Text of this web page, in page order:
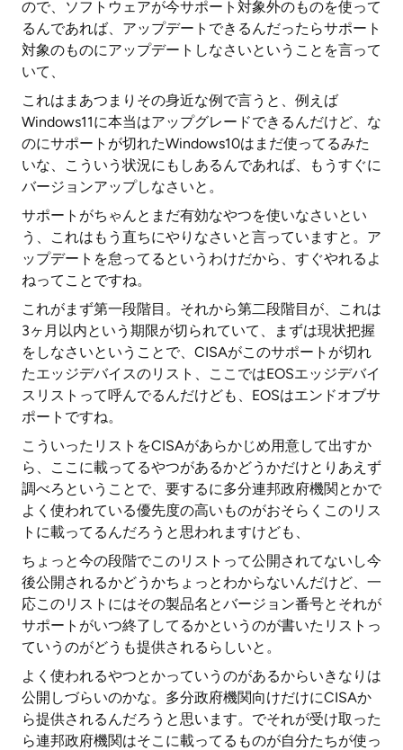
ので、ソフトウェアが今サポート対象外のものを使って
るんであれば、アップデートできるんだったらサポート
対象のものにアップデートしなさいということを言って
いて、
これはまあつまりその身近な例で言うと、例えば
Windows11に本当はアップグレードできるんだけど、な
のにサポートが切れたWindows10はまだ使ってるみた
いな、こういう状況にもしあるんであれば、もうすぐに
バージョンアップしなさいと。
サポートがちゃんとまだ有効なやつを使いなさいとい
う、これはもう直ちにやりなさいと言っていますと。ア
ップデートを怠ってるというわけだから、すぐやれるよ
ねってことですね。
これがまず第一段階目。それから第二段階目が、これは
3ヶ月以内という期限が切られていて、まずは現状把握
をしなさいということで、CISAがこのサポートが切れ
たエッジデバイスのリスト、ここではEOSエッジデバイ
スリストって呼んでるんだけども、EOSはエンドオブサ
ポートですね。
こういったリストをCISAがあらかじめ用意して出すか
ら、ここに載ってるやつがあるかどうかだけとりあえず
調べろということで、要するに多分連邦政府機関とかで
よく使われている優先度の高いものがおそらくこのリス
トに載ってるんだろうと思われますけども、
ちょっと今の段階でこのリストって公開されてないし今
後公開されるかどうかちょっとわからないんだけど、一
応このリストにはその製品名とバージョン番号とそれが
サポートがいつ終了してるかというのが書いたリストっ
ていうのがどうも提供されるらしいと。
よく使われるやつとかっていうのがあるからいきなりは
公開しづらいのかな。多分政府機関向けだけにCISAか
ら提供されるんだろうと思います。でそれが受け取った
ら連邦政府機関はそこに載ってるものが自分たちが使っ